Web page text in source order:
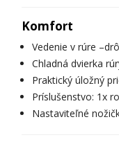
Komfort
Vedenie v rúre
Chladná dvierka
Praktický úložný
Príslušenstvo: 1x
Nastaviteľné